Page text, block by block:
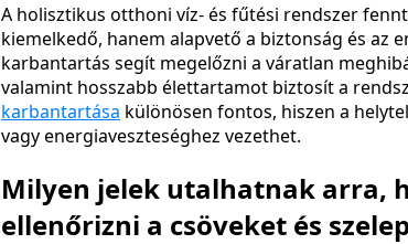
A holisztikus otthoni víz- és fűtési rendszer
kiemelkedő, hanem alapvető a biztonság és az
karbantartás segít megelőzni a váratlan
valamint hosszabb élettartamot biztosít a
karbantartása különösen fontos, hiszen a
vagy energiaveszteséghez vezethet.
Milyen jelek utalhatnak arra,
ellenőrizni a csöveket és